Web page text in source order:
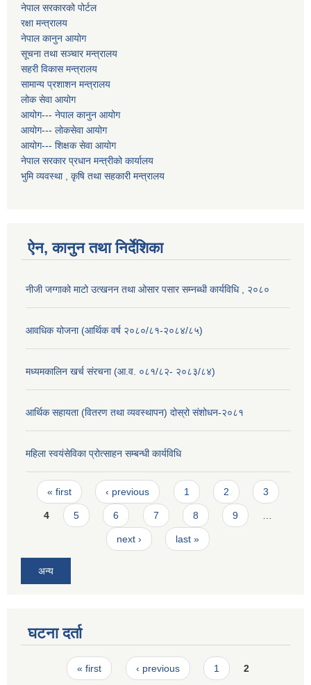
नेपाल सरकारको पोर्टल
रक्षा मन्त्रालय
नेपाल कानुन आयोग
सूचना तथा सञ्चार मन्त्रालय
सहरी विकास मन्त्रालय
सामान्य प्रशाशन मन्त्रालय
लोक सेवा आयोग
आयोग--- नेपाल कानुन आयोग
आयोग--- लोकसेवा आयोग
आयोग--- शिक्षक सेवा आयोग
नेपाल सरकार प्रधान मन्त्रीको कार्यालय
भुमि व्यवस्था , कृषि तथा सहकारी मन्त्रालय
ऐन, कानुन तथा निर्देशिका
नीजी जग्गाको माटो उत्खनन तथा ओसार पसार सम्नब्धी कार्यविधि , २०८०
आवधिक योजना (आर्थिक वर्ष २०८०/८१-२०८४/८५)
मध्यमकालिन खर्च संरचना (आ.व. ०८१/८२- २०८३/८४)
आर्थिक सहायता (वितरण तथा व्यवस्थापन) दोस्रो संशोधन-२०८१
महिला स्वयंसेविका प्रोत्साहन सम्बन्धी कार्यविधि
Pages
« first ‹ previous 1 2 3
4 5 6 7 8 9
next › last »
अन्य
घटना दर्ता
Pages« first ‹ previous 1 2